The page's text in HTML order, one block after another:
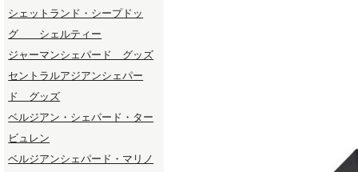
シェットランド・シープドッ
グ シェルティー
ジャーマンシェパード グッズ
セントラルアジアンシェパー
ド グッズ
ベルジアン・シェパード・ター
ビュレン
ベルジアンシェパード・マリノ